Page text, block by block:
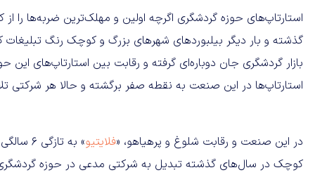
استارتاپ‌های حوزه گردشگری اگرچه اولین و مهلک‌ترین ضربه‌ها را
گذشته و بار دیگر بیلبوردهای شهرهای بزرگ و کوچک رنگ
بازار گردشگری جان دوباره‌ای گرفته و رقابت بین استارتاپ‌های
استارتاپ‌ها در این صنعت به نقطه صفر برگشته و حالا هر
در این صنعت و رقابت شلوغ و پرهیاهو، «فلایتیو
» به
کوچک‌ در سال‌های گذشته تبدیل به شرکتی مدعی در حوزه